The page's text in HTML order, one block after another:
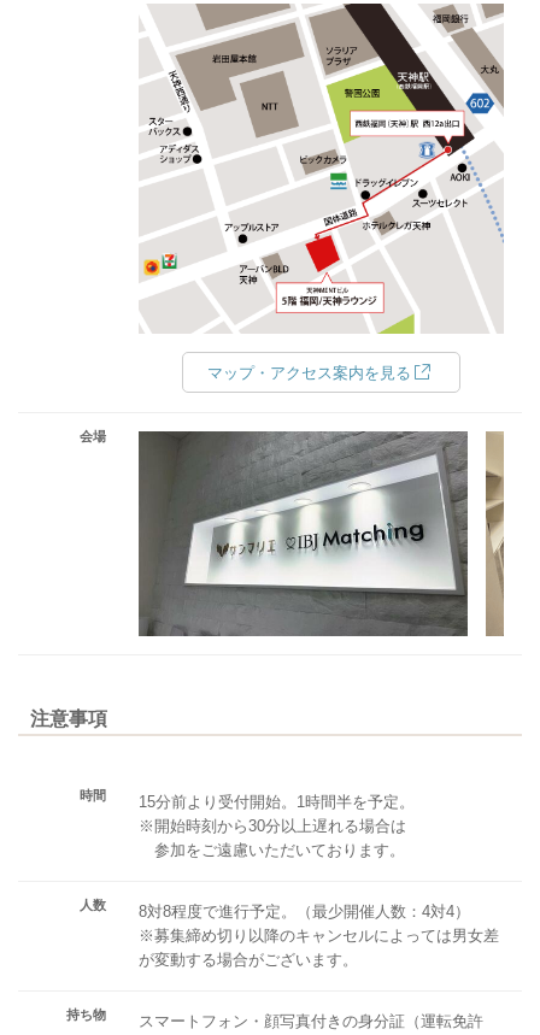
マップ・アクセス案内を見る
会場
注意事項
時間
15分前より受付開始。1時間半を予定。
※開始時刻から30分以上遅れる場合は
参加をご遠慮いただいております。
人数
8対8程度で進行予定。（最少開催人数：4対4）
※募集締め切り以降のキャンセルによっては男女差
が変動する場合がございます。
持ち物
スマートフォン・顔写真付きの身分証（運転免許